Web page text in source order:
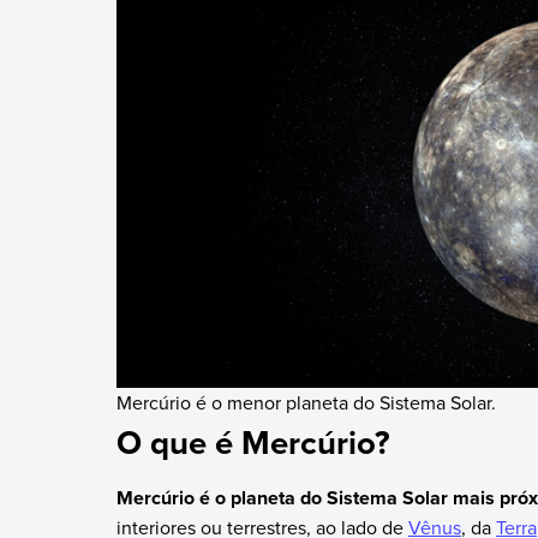
Mercúrio é o menor planeta do Sistema Solar.
O que é Mercúrio?
Mercúrio é o planeta do Sistema Solar mais
interiores ou terrestres, ao lado deVênus, daTerra